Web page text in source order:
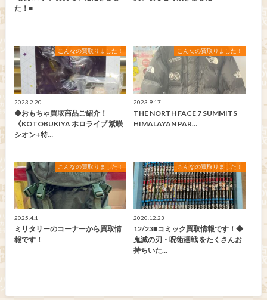
た！■
こんなの買取りました！
2023.2.20
◆おもちゃ買取商品ご紹介！
《KOTOBUKIYA ホロライブ 紫咲
シオン+特…
こんなの買取りました！
2023.9.17
THE NORTH FACE 7 SUMMITS
HIMALAYAN PAR…
こんなの買取りました！
2025.4.1
ミリタリーのコーナーから買取情
報です！
こんなの買取りました！
2020.12.23
12/23■コミック買取情報です！◆
鬼滅の刃・呪術廻戦 をたくさんお
持ちいた…